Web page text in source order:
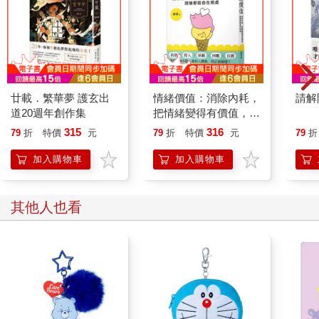
廿載．繁華夢 護玄出
道20週年創作集
79 折 特價 315 元
加入購物車
情緒價值：消除內耗，
把情緒變得有價值，跟
誰都能自在相處
79 折 特價 316 元
加入購物車
請解
79 折
其他人也看